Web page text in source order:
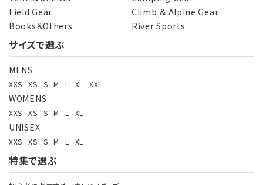
Field Gear
Climb ＆ Alpine Gear
Books＆Others
River Sports
サイズで選ぶ
MENS
XXS XS S M L XL XXL
WOMENS
XXS XS S M L XL
UNISEX
XXS XS S M L XL
特集で選ぶ